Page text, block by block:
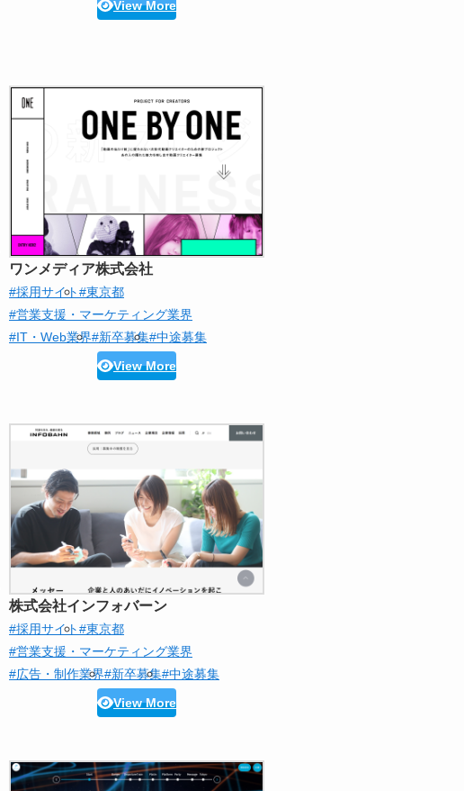
View More
ワンメディア株式会社
#採用サイト#東京都
#営業支援・マーケティング業界
#IT・Web業界#新卒募集#中途募集
View More
株式会社インフォバーン
#採用サイト#東京都
#営業支援・マーケティング業界
#広告・制作業界#新卒募集#中途募集
View More